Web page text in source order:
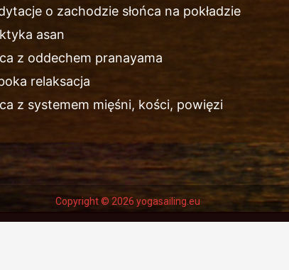
o zachodzie słońca na pokładzie
asan
z oddechem pranayama
relaksacja
z systemem mięśni, kości, powięzi
Copyright © 2026 yogasailing.eu